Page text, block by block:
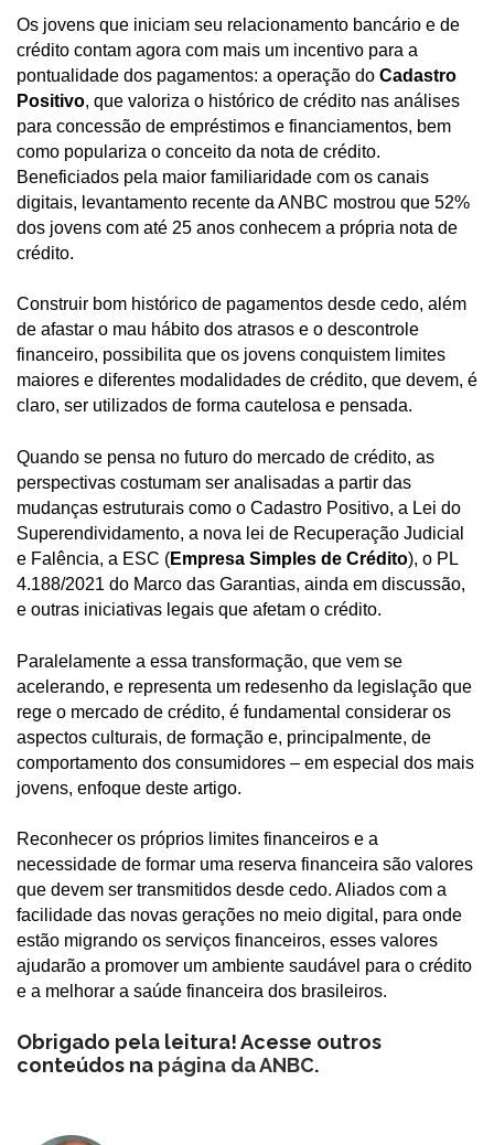
Os jovens que iniciam seu relacionamento bancário e de
crédito contam agora com mais um incentivo para a
pontualidade dos pagamentos: a operação do Cadastro
Positivo, que valoriza o histórico de crédito nas análises
para concessão de empréstimos e financiamentos, bem
como populariza o conceito da nota de crédito.
Beneficiados pela maior familiaridade com os canais
digitais, levantamento recente da ANBC mostrou que 52%
dos jovens com até 25 anos conhecem a própria nota de
crédito.
Construir bom histórico de pagamentos desde cedo, além
de afastar o mau hábito dos atrasos e o descontrole
financeiro, possibilita que os jovens conquistem limites
maiores e diferentes modalidades de crédito, que devem, é
claro, ser utilizados de forma cautelosa e pensada.
Quando se pensa no futuro do mercado de crédito, as
perspectivas costumam ser analisadas a partir das
mudanças estruturais como o Cadastro Positivo, a Lei do
Superendividamento, a nova lei de Recuperação Judicial
e Falência, a ESC (Empresa Simples de Crédito), o PL
4.188/2021 do Marco das Garantias, ainda em discussão,
e outras iniciativas legais que afetam o crédito.
Paralelamente a essa transformação, que vem se
acelerando, e representa um redesenho da legislação que
rege o mercado de crédito, é fundamental considerar os
aspectos culturais, de formação e, principalmente, de
comportamento dos consumidores – em especial dos mais
jovens, enfoque deste artigo.
Reconhecer os próprios limites financeiros e a
necessidade de formar uma reserva financeira são valores
que devem ser transmitidos desde cedo. Aliados com a
facilidade das novas gerações no meio digital, para onde
estão migrando os serviços financeiros, esses valores
ajudarão a promover um ambiente saudável para o crédito
e a melhorar a saúde financeira dos brasileiros.
Obrigado pela leitura! Acesse outros
conteúdos na página da ANBC.